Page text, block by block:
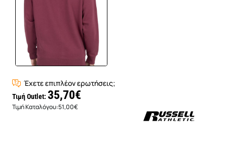
Έχετε επιπλέον ερωτήσεις;
Τιμή Outlet: 35,70€
Τιμή Καταλόγου:51,00€